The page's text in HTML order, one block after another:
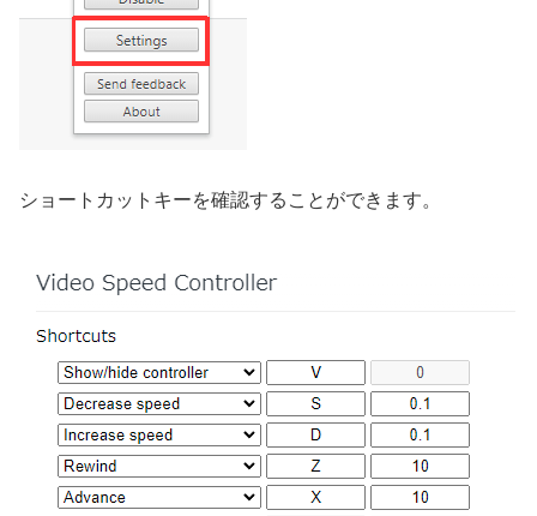
ショートカットキーを確認することができます。